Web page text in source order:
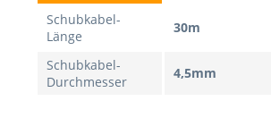
Schubkabel-
Länge
30m
Schubkabel-
Durchmesser
4,5mm